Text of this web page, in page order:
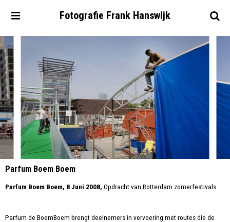
Fotografie Frank Hanswijk
Parfum Boem Boem
Parfum Boem Boem, 8 Juni 2008, Opdracht van Rotterdam zomerfestivals.
Parfum de BoemBoem brengt deelnemers in vervoering met routes die de